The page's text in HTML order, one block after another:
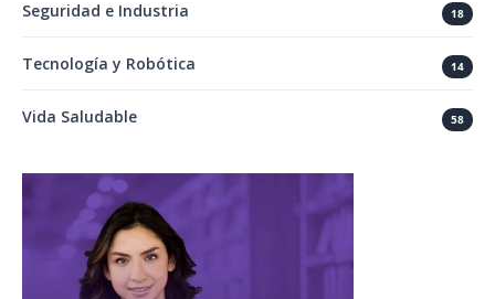
Seguridad e Industria 18
Tecnología y Robótica 14
Vida Saludable 58